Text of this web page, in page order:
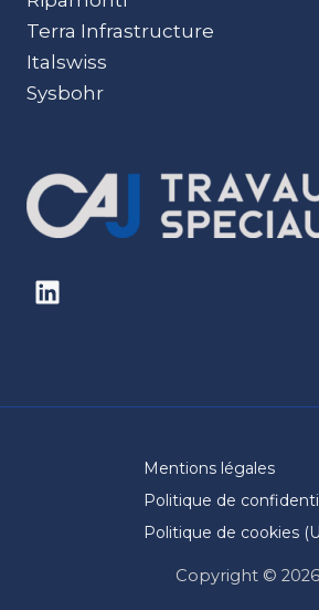
Terra Infrastructure
Italswiss
Sysbohr
Mentions légales
Politique de
Politique de cookies
Copyright © 2026